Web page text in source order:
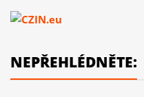
NEPŘEHLÉDNĚTE: